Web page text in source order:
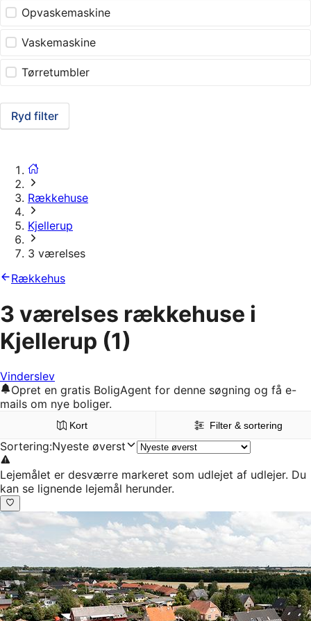
Opvaskemaskine
Vaskemaskine
Tørretumbler
Ryd filter
Rækkehuse
Kjellerup
3 værelses
Rækkehus
3 værelses rækkehuse i
Kjellerup (1)
Vinderslev
Opret en gratis BoligAgent for denne søgning og få e-
mails om nye boliger.
Kort Filter & sortering
Sortering:Nyeste øverst
Lejemålet er desværre markeret som udlejet af udlejer. Du
kan se lignende lejemål herunder.